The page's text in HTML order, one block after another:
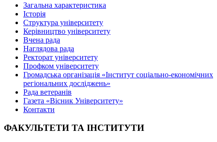
Загальна характеристика
Історія
Структура університету
Керівництво університету
Вчена рада
Наглядова рада
Ректорат університету
Профком університету
Громадська організація «Інститут соціально-економічних
регіональних досліджень»
Рада ветеранів
Газета «Вісник Університету»
Контакти
ФАКУЛЬТЕТИ ТА ІНСТИТУТИ